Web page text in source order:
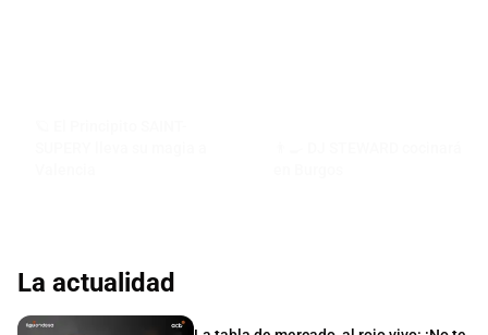
La actualidad